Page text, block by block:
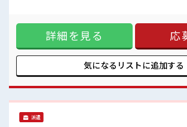
メ。 残業は月20時間以上あります♪ ≪
制服があるので、 毎日の服装の悩み解消♪ ■職場の雰囲
“コジンマリ”が好きな方にもお勧め！！
活気あふれる20代・30代活躍中の職場で
あるお仕事！
詳細を見る 応
気になるリストに追加する
派遣